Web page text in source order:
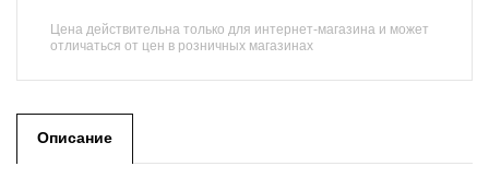
Цена действительна только для интернет-магазина и может
отличаться от цен в розничных магазинах
Описание